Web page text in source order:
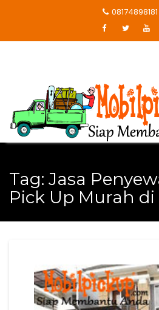
08174898181
Tag: Jasa
Pick Up Murah di